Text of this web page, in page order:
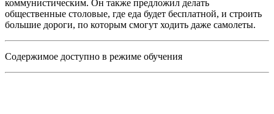
коммунистическим. Он также предложил делать
общественные столовые, где еда будет бесплатной, и строить
большие дороги, по которым смогут ходить даже самолеты.
Содержимое доступно в режиме обучения